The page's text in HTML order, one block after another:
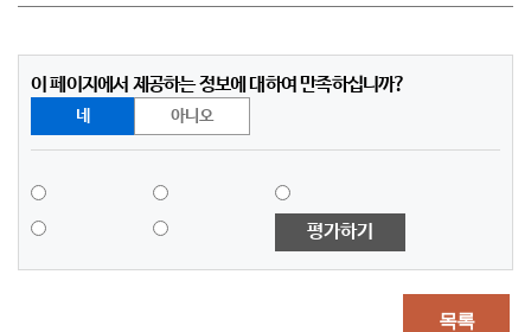
이 페이지에서 제공하는 정보에 대하여 만족하십니까?
네 아니오
평가하기
목록